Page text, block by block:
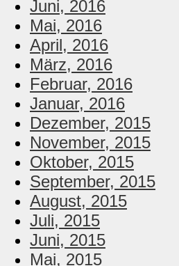
Juni, 2016
Mai, 2016
April, 2016
März, 2016
Februar, 2016
Januar, 2016
Dezember, 2015
November, 2015
Oktober, 2015
September, 2015
August, 2015
Juli, 2015
Juni, 2015
Mai, 2015